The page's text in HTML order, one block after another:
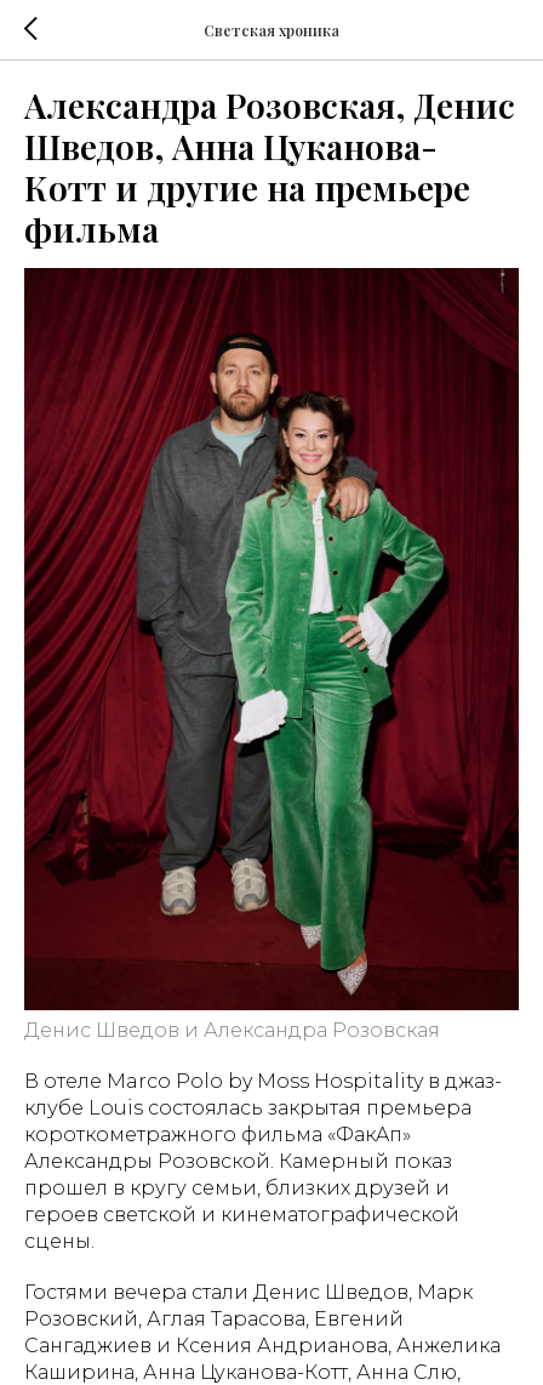
Светская хроника
Александра Розовская, Денис
Шведов, Анна Цуканова-
Котт и другие на премьере
фильма
Денис Шведов и Александра Розовская
В отеле Marco Polo by Moss Hospitality в джаз-
клубе Louis состоялась закрытая премьера
короткометражного фильма «ФакAп»
Александры Розовской. Камерный показ
прошел в кругу семьи, близких друзей и
героев светской и кинематографической
сцены.
Гостями вечера стали Денис Шведов, Марк
Розовский, Аглая Тарасова, Евгений
Сангаджиев и Ксения Андрианова, Анжелика
Каширина, Анна Цуканова-Котт, Анна Слю,